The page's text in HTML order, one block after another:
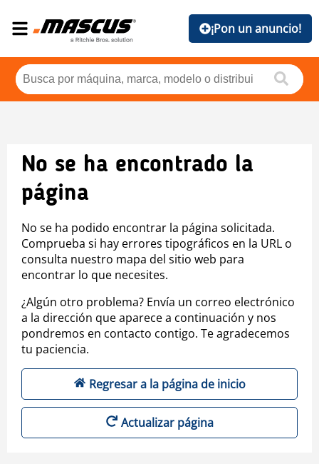
¡Pon un anuncio!
No se ha encontrado la
página
No se ha podido encontrar la página solicitada.
Comprueba si hay errores tipográficos en la URL o
consulta nuestro mapa del sitio web para
encontrar lo que necesites.
¿Algún otro problema? Envía un correo electrónico
a la dirección que aparece a continuación y nos
pondremos en contacto contigo. Te agradecemos
tu paciencia.
Regresar a la página de inicio
Actualizar página